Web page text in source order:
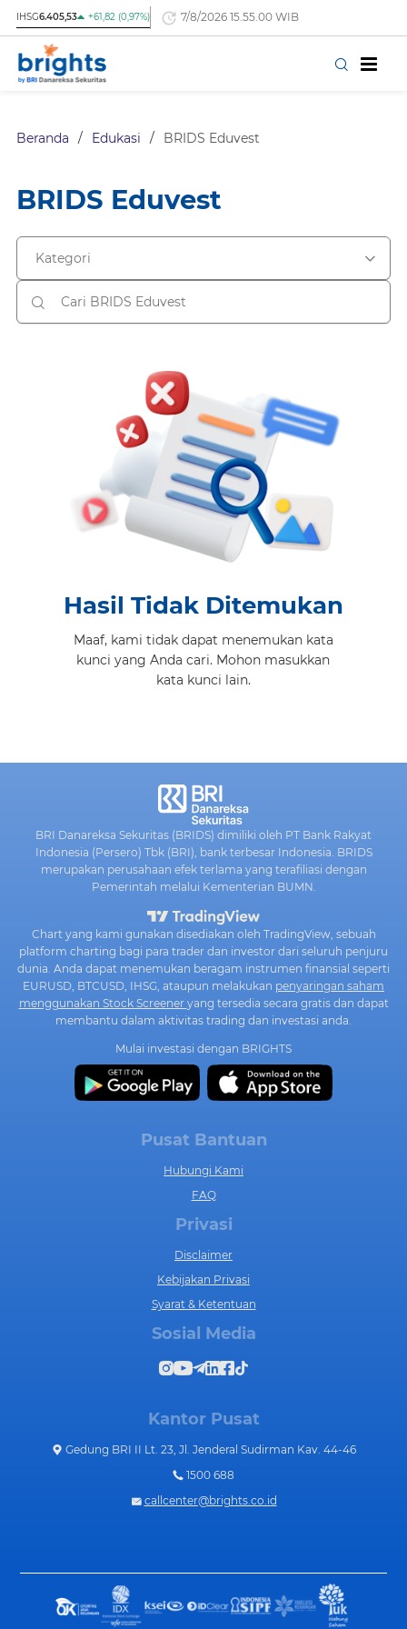
IHSG6.405,53 +61,82 (0,97%) 7/8/2026 15.55.00 WIB
Beranda / Edukasi / BRIDS Eduvest
BRIDS Eduvest
Hasil Tidak Ditemukan
Maaf, kami tidak dapat menemukan kata
kunci yang Anda cari. Mohon masukkan
kata kunci lain.
BRI Danareksa Sekuritas (BRIDS) dimiliki oleh PT Bank Rakyat
Indonesia (Persero) Tbk (BRI), bank terbesar Indonesia. BRIDS
merupakan perusahaan efek terlama yang terafiliasi dengan
Pemerintah melalui Kementerian BUMN.
Chart yang kami gunakan disediakan oleh TradingView, sebuah
platform charting bagi para trader dan investor dari seluruh penjuru
dunia. Anda dapat menemukan beragam instrumen finansial seperti
EURUSD, BTCUSD, IHSG, ataupun melakukan penyaringan saham
menggunakan Stock Screener yang tersedia secara gratis dan dapat
membantu dalam aktivitas trading dan investasi anda.
Mulai investasi dengan BRIGHTS
Pusat Bantuan
Hubungi Kami
FAQ
Privasi
Disclaimer
Kebijakan Privasi
Syarat & Ketentuan
Sosial Media
Kantor Pusat
Gedung BRI II Lt. 23, Jl. Jenderal Sudirman Kav. 44-46
1500 688
callcenter@brights.co.id